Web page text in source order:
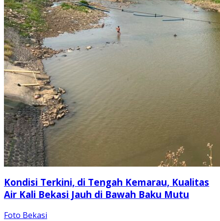
Kondisi Terkini, di Tengah Kemarau, Kualitas
Air Kali Bekasi Jauh di Bawah Baku Mutu
Foto Bekasi